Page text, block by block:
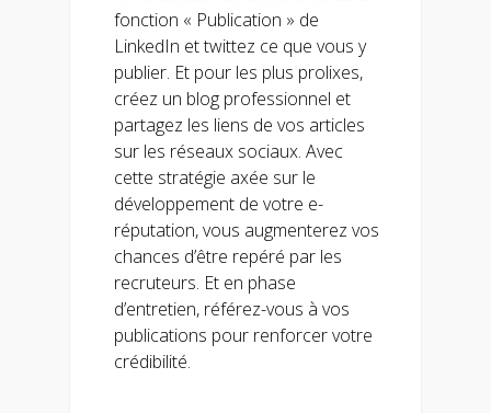
fonction « Publication » de
LinkedIn et twittez ce que vous y
publier. Et pour les plus prolixes,
créez un blog professionnel et
partagez les liens de vos articles
sur les réseaux sociaux. Avec
cette stratégie axée sur le
développement de votre e-
réputation, vous augmenterez vos
chances d’être repéré par les
recruteurs. Et en phase
d’entretien, référez-vous à vos
publications pour renforcer votre
crédibilité.